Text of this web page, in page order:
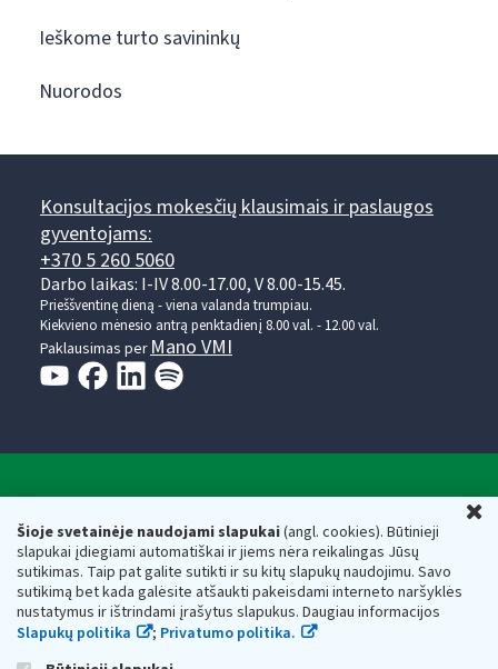
Šioje svetainėje naudojami slapukai(angl. cookies). Būtinieji
slapukai įdiegiami automatiškai ir jiems nėra reikalingas Jūsų
sutikimas. Taip pat galite sutikti ir su kitų slapukų naudojimu. Savo
sutikimą bet kada galėsite atšaukti pakeisdami interneto naršyklės
nustatymus ir ištrindami įrašytus slapukus. Daugiau informacijos
Slapukų politika
; Privatumo politika.
Ieškome turto savininkų
Nuorodos
Konsultacijos mokesčių klausimais ir paslaugos
gyventojams:
+370 5 260 5060
Darbo laikas: I-IV 8.00-17.00, V 8.00-15.45.
Prieššventinę dieną - viena valanda trumpiau.
Kiekvieno mėnesio antrą penktadienį 8.00 val. - 12.00 val.
Paklausimas per Mano VMI
Respublikos finansų ministerijos
Biudžetinė įstaiga. Juridinio asmens kodas — 188659752,
adresas: Vasario 16-osios g. 14, 01107 Vilnius, Lietuva, el.paštas:
vmi@vmi.lt, E. pristatymo dėžutės adresas 188659752
Duomenys apie Valstybinę mokesčių inspekciją prie Lietuvos
Respublikos finansų ministerijos kaupiami ir saugomi Juridinių